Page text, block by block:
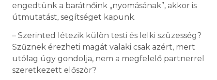
engedtünk a barátnőink „nyomásának”, akkor is
útmutatást, segítséget kapunk.
– Szerinted létezik külön testi és lelki szüzesség?
Szűznek érezheti magát valaki csak azért, mert
utólag úgy gondolja, nem a megfelelő partnerrel
szeretkezett először?